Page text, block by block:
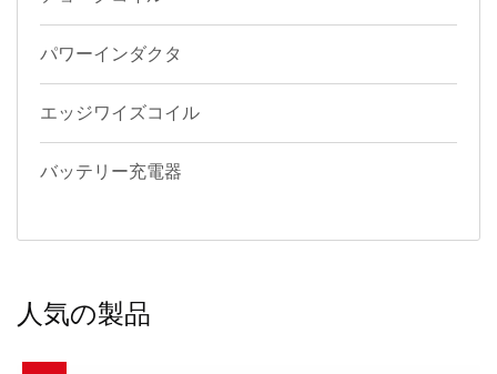
パワーインダクタ
エッジワイズコイル
バッテリー充電器
人気の製品